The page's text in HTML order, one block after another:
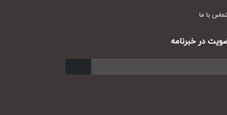
با ما
در خبرنامه